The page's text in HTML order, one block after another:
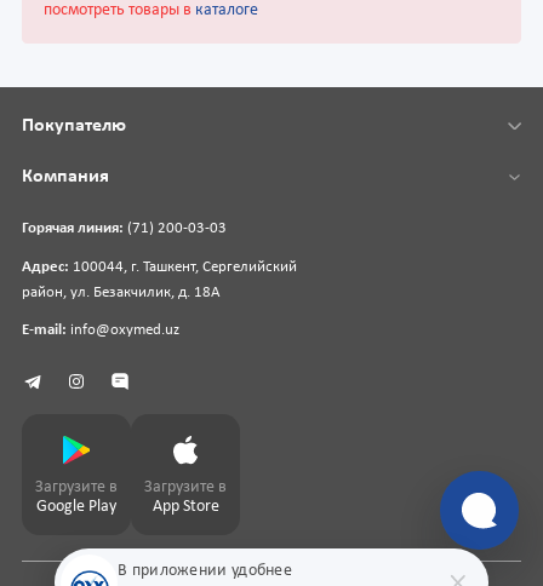
посмотреть товары в каталоге
В приложении удобнее
Горячая линия: (71) 200-03-03
Адрес: 100044, г. Ташкент, Сергелийский
район, ул. Безакчилик, д. 18А
E-mail: info@oxymed.uz
Покупателю
Компания
Загрузите в
Google Play
Загрузите в
App Store